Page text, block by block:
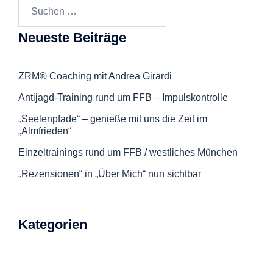
Neueste Beiträge
ZRM® Coaching mit Andrea Girardi
Antijagd-Training rund um FFB – Impulskontrolle
„Seelenpfade“ – genieße mit uns die Zeit im
„Almfrieden“
Einzeltrainings rund um FFB / westliches München
„Rezensionen“ in „Über Mich“ nun sichtbar
Kategorien